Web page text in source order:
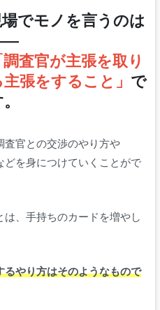
でモノを言うのは
調査官が主張を取り
張をすること」 で
査官との交渉のやり方や
を身につけていくことがで
は、手持ちのカードを増やし
るやり方はそのようなもので